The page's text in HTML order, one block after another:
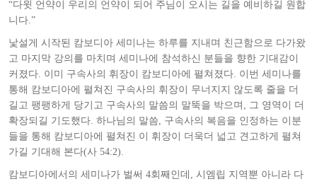
“다윗 언약이 우리의 언약이 되어 주님이 오시는 길을 예비하길 원합
니다.”
낯설게 시작된 캄보디아 세미나는 하루를 지내며 친근함으로 다가왔
고 마지막 강의를 마치며 세미나에 참석하신 분들을 향한 기대감이
커졌다. 이미 구속사의 휘장이 캄보디아에 펼쳐졌다. 이번 세미나를
통해 캄보디아에 펼쳐진 구속사의 휘장이 무너지지 않도록 줄을 더
길고 팽팽하게 당기고 구속사의 말씀의 말뚝을 박으며, 그 영역이 더
확장되길 기도했다. 하나님의 말씀, 구속사의 복음을 인정하는 이분
들을 통해 캄보디아에 펼쳐진 이 휘장이 더욱더 넓고 견고하게 펼쳐
가길 기대해 본다(사 54:2).
캄보디아에서의 세미나가 벌써 4회째인데, 시엠립 지역뿐 아니라 다